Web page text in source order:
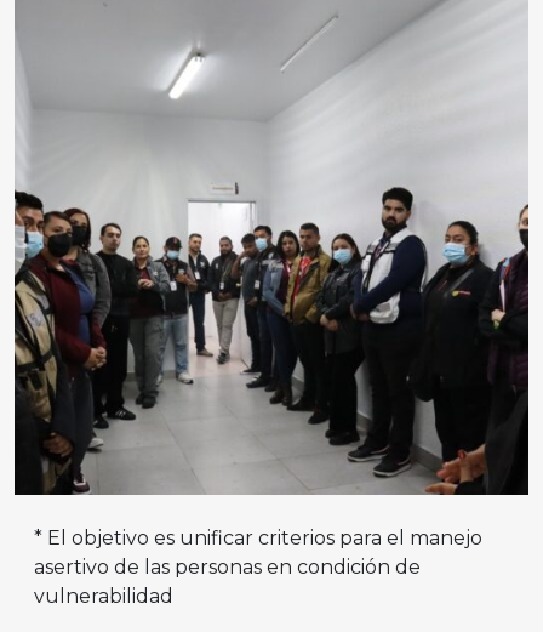
* El objetivo es unificar criterios para el manejo
asertivo de las personas en condición de
vulnerabilidad